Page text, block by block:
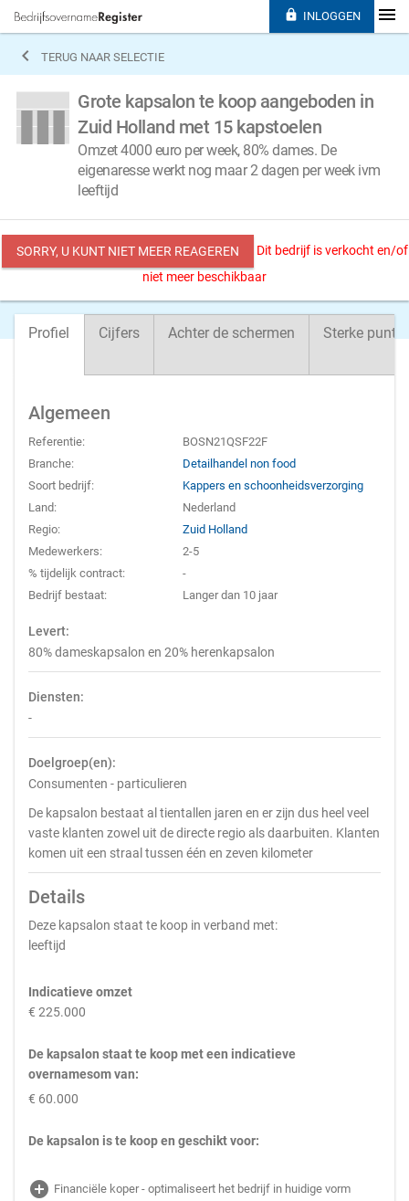
 TERUG NAAR SELECTIE
Grote kapsalon te koop aangeboden in
Zuid Holland met 15 kapstoelen
Omzet 4000 euro per week, 80% dames. De
eigenaresse werkt nog maar 2 dagen per week ivm
leeftijd
SORRY, U KUNT NIET MEER REAGEREN
Dit bedrijf is verkocht en/of
niet meer beschikbaar
Profiel Cijfers Achter de schermen Sterke
Algemeen
Referentie:
BOSN21QSF22F
Branche:
Detailhandel non food
Soort bedrijf:
Kappers en schoonheidsverzorging
Land:
Nederland
Regio:
Zuid Holland
Medewerkers:
2-5
% tijdelijk contract:
-
Bedrijf bestaat:
Langer dan 10 jaar
Levert:
80% dameskapsalon en 20% herenkapsalon
Diensten:
-
Doelgroep(en):
Consumenten - particulieren
De kapsalon bestaat al tientallen jaren en er zijn dus heel veel
vaste klanten zowel uit de directe regio als daarbuiten. Klanten
komen uit een straal tussen één en zeven kilometer
Details
Deze kapsalon staat te koop in verband met:
leeftijd
Indicatieve omzet
€ 225.000
De kapsalon staat te koop met een indicatieve
overnamesom van:
€ 60.000
De kapsalon is te koop en geschikt voor:
add_circle Financiële koper - optimaliseert het bedrijf in huidige vorm
 INLOGGEN